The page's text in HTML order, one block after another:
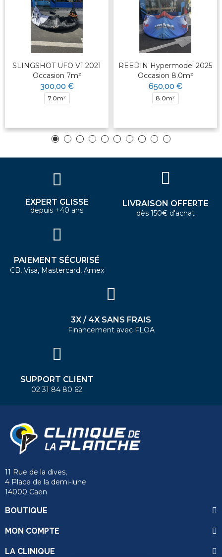
SLINGSHOT UFO V1 2021
Occasion 7m²
300,00 €
7.0m²
REEDIN Hypermodel 2025
Occasion 8.0m²
650,00 €
8.0m²
EXPERT GLISSE
depuis +40 ans
LIVRAISON OFFERTE
dès 150€ d'achat
PAIEMENT SÉCURISÉ
CB, Visa, Mastercard, Amex
3X / 4X SANS FRAIS
Financement avec FLOA
SUPPORT CLIENT
02 31 84 80 62
11 Rue de la dives,
4 Place de la demi-lune
14000 Caen
BOUTIQUE
MON COMPTE
LA CLINIQUE